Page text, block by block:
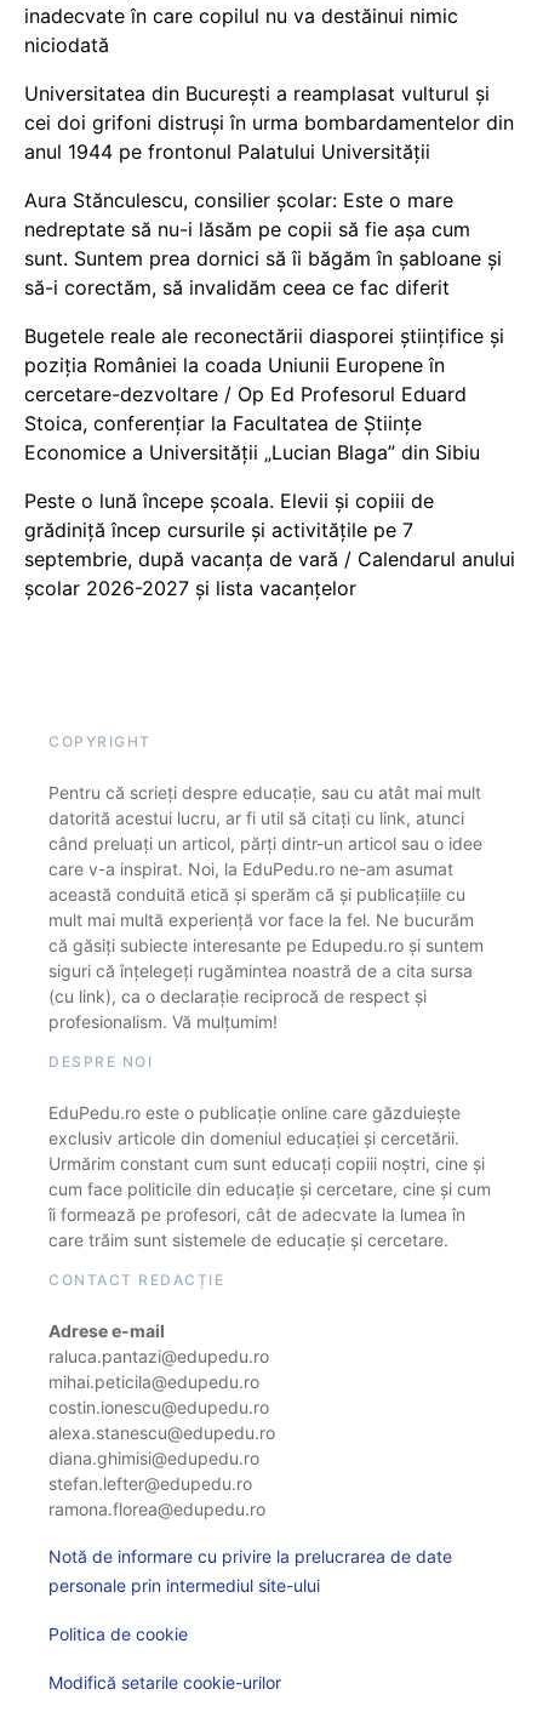
inadecvate în care copilul nu va destăinui nimic
niciodată
Universitatea din București a reamplasat vulturul și
cei doi grifoni distruși în urma bombardamentelor din
anul 1944 pe frontonul Palatului Universității
Aura Stănculescu, consilier școlar: Este o mare
nedreptate să nu-i lăsăm pe copii să fie așa cum
sunt. Suntem prea dornici să îi băgăm în șabloane și
să-i corectăm, să invalidăm ceea ce fac diferit
Bugetele reale ale reconectării diasporei științifice și
poziția României la coada Uniunii Europene în
cercetare-dezvoltare / Op Ed Profesorul Eduard
Stoica, conferențiar la Facultatea de Științe
Economice a Universității „Lucian Blaga” din Sibiu
Peste o lună începe școala. Elevii și copiii de
grădiniță încep cursurile și activitățile pe 7
septembrie, după vacanța de vară / Calendarul anului
școlar 2026-2027 și lista vacanțelor
COPYRIGHT
Pentru că scrieți despre educație, sau cu atât mai mult
datorită acestui lucru, ar fi util să citați cu link, atunci
când preluați un articol, părți dintr-un articol sau o idee
care v-a inspirat. Noi, la EduPedu.ro ne-am asumat
această conduită etică și sperăm că și publicațiile cu
mult mai multă experiență vor face la fel. Ne bucurăm
că găsiți subiecte interesante pe Edupedu.ro și suntem
siguri că înțelegeți rugămintea noastră de a cita sursa
(cu link), ca o declarație reciprocă de respect și
profesionalism. Vă mulțumim!
DESPRE NOI
EduPedu.ro este o publicație online care găzduiește
exclusiv articole din domeniul educației și cercetării.
Urmărim constant cum sunt educați copiii noștri, cine și
cum face politicile din educație și cercetare, cine și cum
îi formează pe profesori, cât de adecvate la lumea în
care trăim sunt sistemele de educație și cercetare.
CONTACT REDACȚIE
Adrese e-mail
raluca.pantazi@edupedu.ro
mihai.peticila@edupedu.ro
costin.ionescu@edupedu.ro
alexa.stanescu@edupedu.ro
diana.ghimisi@edupedu.ro
stefan.lefter@edupedu.ro
ramona.florea@edupedu.ro
Notă de informare cu privire la prelucrarea de date
personale prin intermediul site-ului
Politica de cookie
Modifică setarile cookie-urilor